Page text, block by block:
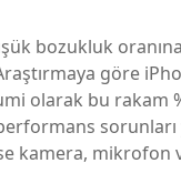
bozukluk
göre
olarak bu rakam
sorunları
kamera, mikrofon